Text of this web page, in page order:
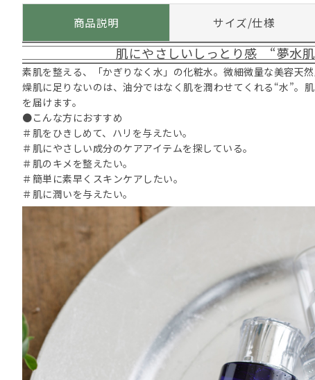
商品説明 サイズ/仕様
肌にやさしいしっとり感 “夢水
素肌を整える、「かぎりなく水」の化粧水。微細微量な美容天
燥肌に足りないのは、油分ではなく肌を潤わせてくれる“水”。
を届けます。
●こんな方におすすめ
＃肌をひきしめて、ハリを与えたい。
＃肌にやさしい成分のケアアイテムを探している。
＃肌のキメを整えたい。
＃簡単に素早くスキンケアしたい。
＃肌に潤いを与えたい。